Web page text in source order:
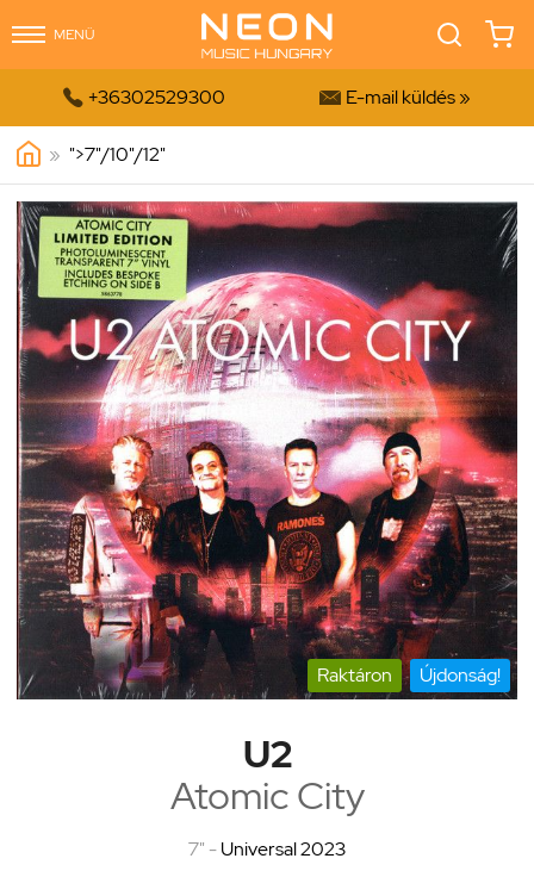
MENÜ
 +36302529300  E-mail küldés »
» ">7"/10"/12"
Raktáron Újdonság!
U2
Atomic City
7" -Universal 2023